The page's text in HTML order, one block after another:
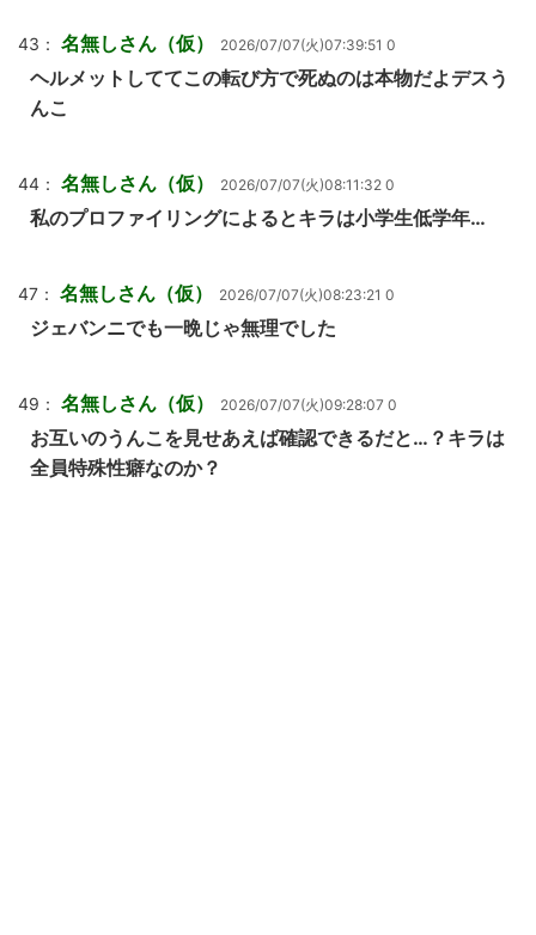
43： 名無しさん（仮） 2026/07/07(火)07:39:51 0
ヘルメットしててこの転び方で死ぬのは本物だよデスう
んこ
44： 名無しさん（仮） 2026/07/07(火)08:11:32 0
私のプロファイリングによるとキラは小学生低学年…
47： 名無しさん（仮） 2026/07/07(火)08:23:21 0
ジェバンニでも一晩じゃ無理でした
49： 名無しさん（仮） 2026/07/07(火)09:28:07 0
お互いのうんこを見せあえば確認できるだと…？キラは
全員特殊性癖なのか？